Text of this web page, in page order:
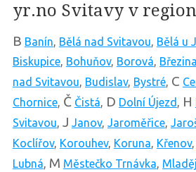
yr.no Svitavy v
B Banín, Bělá nad Svitavou, Bělá u
Biskupice, Bohuňov, Borová, Březina
nad Svitavou, Budislav, Bystré, C
Chornice, Č Čistá, D Dolní Újezd , H
Svitavou, J Janov, Jaroměřice,
Koclířov, Korouhev, Koruna, Křenov,
Lubná, M Městečko Trnávka,